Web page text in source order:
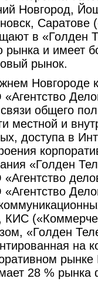
Новгород,
Саратове
в «Голден
рынка и имеет
рынок.
Новгороде
общего
местной и
доступа в
«Голден
«Голден
на
28 % рынка